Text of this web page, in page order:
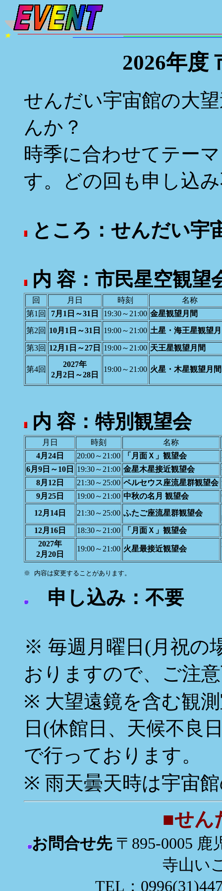
2026年度
せんだい宇宙館の大
んか？
時季に合わせてテー
す。どの回も申し込
ところ：せんだい宇
内 容：市民星空観望
回 月日 時刻
名称
第1回
7月1日～31日 19:30～21:00 金星観望月間
第2回 10月1日～31日 19:00～21:00 土星・海王星観望
第3回 12月1日～27日 19:00～21:00 天王星観望月間
第4回
2027年
2月2日～28日
19:00～21:00 火星・木星観望月間
内 容：特別観望会
月日 時刻
名称
4月24日
20:00～21:00 「月面Ｘ」観望会
6月9日～10日 19:30～21:00 金星木星接近観望会
8月12日 21:30～25:00 ペルセウス座流星群観望会
9月25日 19:00～21:00 中秋の名月 観望会
12月14日 21:30～25:00 ふたご座流星群観望会
12月16日 18:30～21:00 「月面Ｘ」観望会
2027年
2月20日
19:00～21:00 火星最接近観望会
申し込み：不要
※ 毎週月曜日(月祝の
おりますので、ご注
※ 大望遠鏡を含む観
日(休館日、天候不良
で行っております。
※ 雨天曇天時は宇宙
■せん
お問合せ先〒895-0005 鹿
寺山い
TEL：